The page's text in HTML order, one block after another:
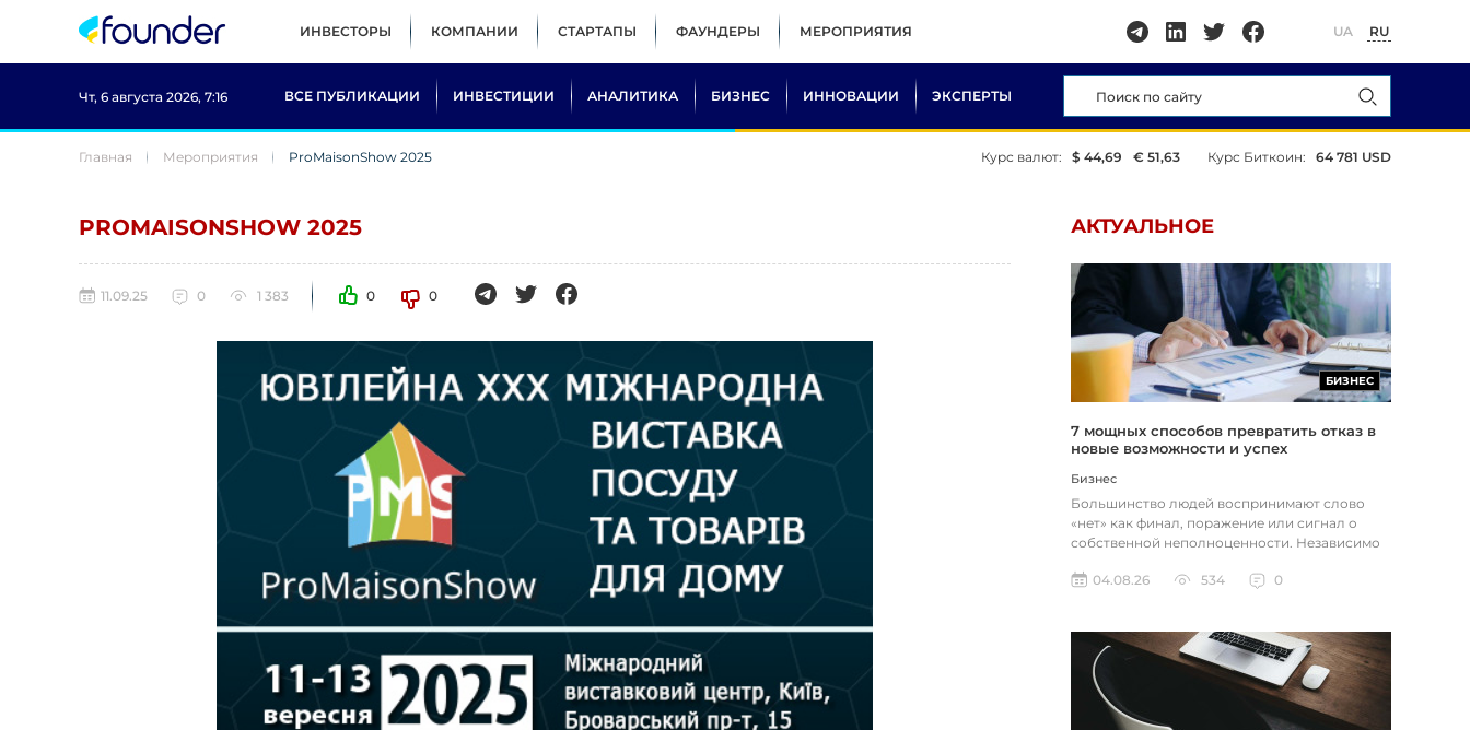
ИНВЕСТОРЫ КОМПАНИИ СТАРТАПЫ ФАУНДЕРЫ МЕРОПРИЯТИЯ UA RU
Чт, 6 августа 2026, 7:16 ВСЕ ПУБЛИКАЦИИ ИНВЕСТИЦИИ АНАЛИТИКА БИЗНЕС ИННОВАЦИИ ЭКСПЕРТЫ
Главная Мероприятия ProMaisonShow 2025 Курс валют: $ 44,69 € 51,63 Курс Биткоин: 64 781 USD
PROMAISONSHOW 2025
11.09.25 0 1 383 0 0
АКТУАЛЬНОЕ
БИЗНЕС
7 мощных способов превратить отказ в
новые возможности и успех
Бизнес
Большинство людей воспринимают слово
«нет» как финал, поражение или сигнал о
собственной неполноценности. Независимо
04.08.26
534 0